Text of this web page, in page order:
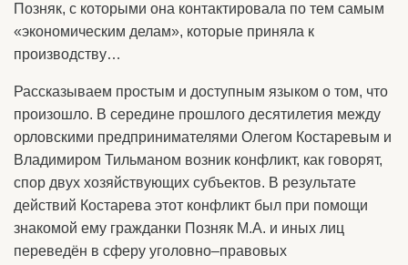
Позняк, с которыми она контактировала по тем самым
«экономическим делам», которые приняла к
производству…
Рассказываем простым и доступным языком о том, что
произошло. В середине прошлого десятилетия между
орловскими предпринимателями Олегом Костаревым и
Владимиром Тильманом возник конфликт, как говорят,
спор двух хозяйствующих субъектов. В результате
действий Костарева этот конфликт был при помощи
знакомой ему гражданки Позняк М.А. и иных лиц
переведён в сферу уголовно–правовых